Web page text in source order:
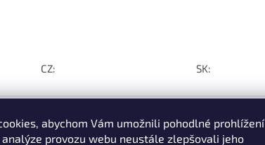
abychom Vám umožnili pohodlné prohlížení
provozu webu neustále zlepšovali jeho
CZ: SK: